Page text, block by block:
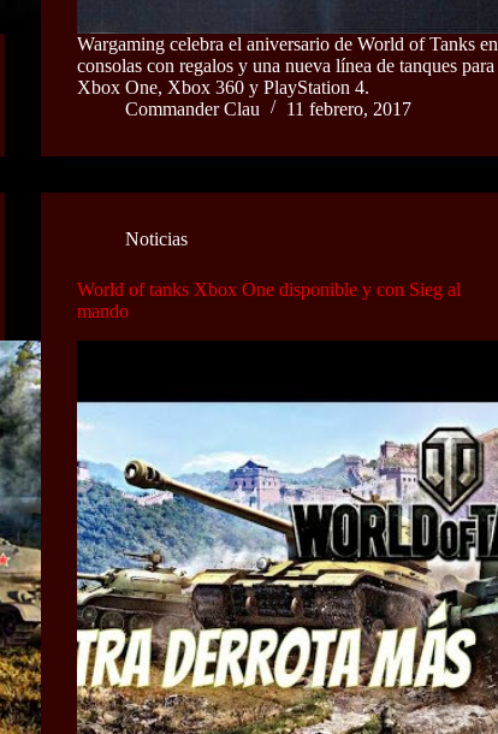
Wargaming celebra el aniversario de World of Tanks en
consolas con regalos y una nueva línea de tanques para
Xbox One, Xbox 360 y PlayStation 4.
Commander Clau
11 febrero, 2017
Noticias
World of tanks Xbox One disponible y con Sieg al
mando